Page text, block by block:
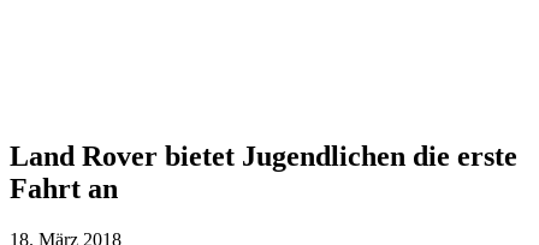
Land Rover bietet Jugendlichen die erste
Fahrt an
18. März 2018